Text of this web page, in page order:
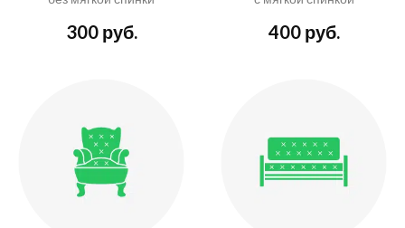
300 руб. 400 руб.